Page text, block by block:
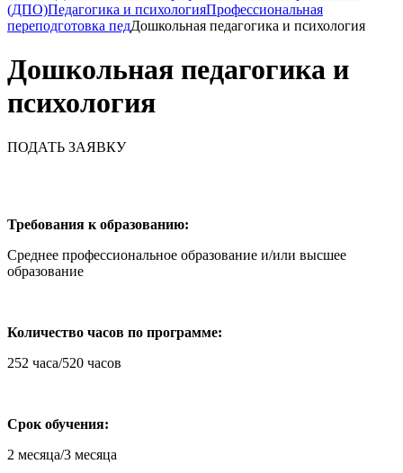
(ДПО)Педагогика и психологияПрофессиональная
переподготовка педДошкольная педагогика и психология
Дошкольная педагогика и
психология
ПОДАТЬ ЗАЯВКУ
Требования к образованию:
Среднее профессиональное образование и/или высшее
образование
Количество часов по программе:
252 часа/520 часов
Срок обучения:
2 месяца/3 месяца